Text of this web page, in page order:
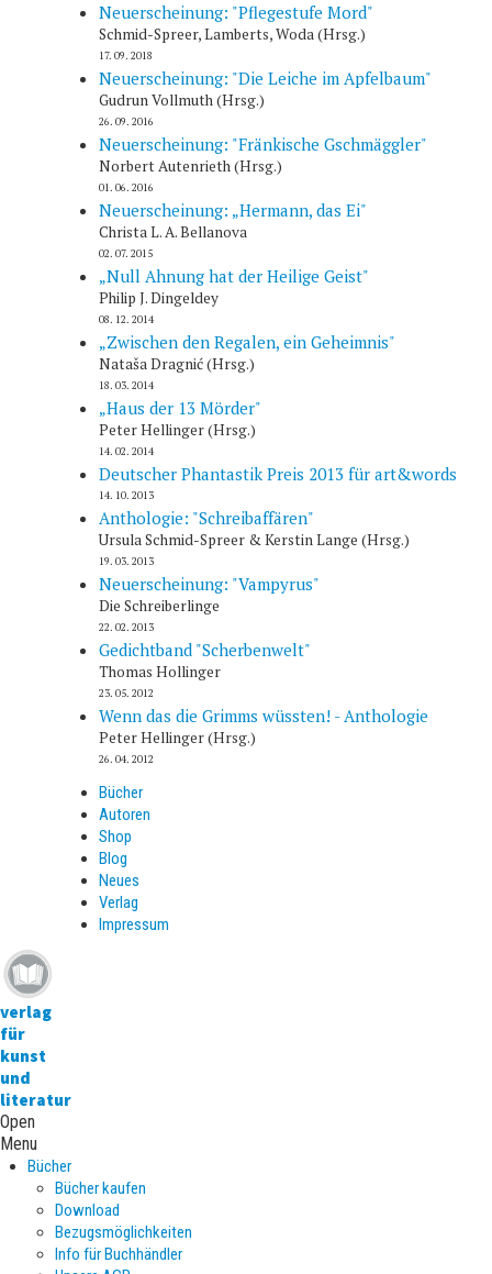
Neuerscheinung: "Pflegestufe Mord"
Schmid-Spreer, Lamberts, Woda (Hrsg.)
17. 09. 2018
Neuerscheinung: "Die Leiche im Apfelbaum"
Gudrun Vollmuth (Hrsg.)
26. 09. 2016
Neuerscheinung: "Fränkische Gschmäggler"
Norbert Autenrieth (Hrsg.)
01. 06. 2016
Neuerscheinung: „Hermann, das Ei"
Christa L. A. Bellanova
02. 07. 2015
„Null Ahnung hat der Heilige Geist"
Philip J. Dingeldey
08. 12. 2014
„Zwischen den Regalen, ein Geheimnis"
Nataša Dragnić (Hrsg.)
18. 03. 2014
„Haus der 13 Mörder"
Peter Hellinger (Hrsg.)
14. 02. 2014
Deutscher Phantastik Preis 2013 für art&words
14. 10. 2013
Anthologie: "Schreibaffären"
Ursula Schmid-Spreer & Kerstin Lange (Hrsg.)
19. 03. 2013
Neuerscheinung: "Vampyrus"
Die Schreiberlinge
22. 02. 2013
Gedichtband "Scherbenwelt"
Thomas Hollinger
23. 05. 2012
Wenn das die Grimms wüssten! - Anthologie
Peter Hellinger (Hrsg.)
26. 04. 2012
Bücher
Autoren
Shop
Blog
Neues
Verlag
Impressum
verlag
für
kunst
und
literatur
Open
Menu
Bücher
Bücher kaufen
Download
Bezugsmöglichkeiten
Info für Buchhändler